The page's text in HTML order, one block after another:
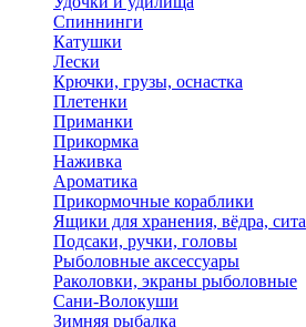
Спиннинги
Катушки
Лески
Крючки, грузы, оснастка
Плетенки
Приманки
Прикормка
Наживка
Ароматика
Прикормочные кораблики
Ящики для хранения, вёдра, сита
Подсаки, ручки, головы
Рыболовные аксессуары
Раколовки, экраны рыболовные
Сани-Волокуши
Зимняя рыбалка